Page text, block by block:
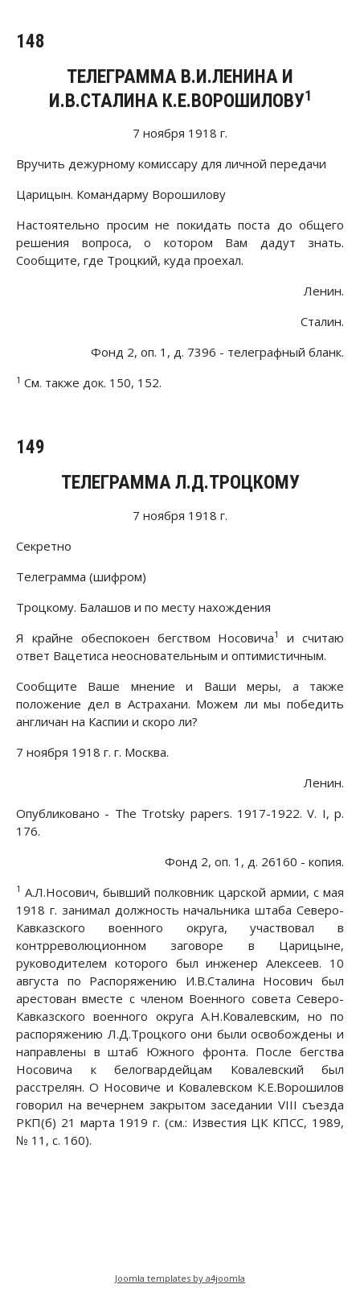
148
ТЕЛЕГРАММА В.И.ЛЕНИНА И
И.В.СТАЛИНА К.Е.ВОРОШИЛОВУ1
7 ноября 1918 г.
Вручить дежурному комиссару для личной передачи
Царицын. Командарму Ворошилову
Настоятельно просим не покидать поста до общего
решения вопроса, о котором Вам дадут знать.
Сообщите, где Троцкий, куда проехал.
Ленин.
Сталин.
Фонд 2, оп. 1, д. 7396 - телеграфный бланк.
1 См. также док. 150, 152.
149
ТЕЛЕГРАММА Л.Д.ТРОЦКОМУ
7 ноября 1918 г.
Секретно
Телеграмма (шифром)
Троцкому. Балашов и по месту нахождения
Я крайне обеспокоен бегством Носовича1
и считаю
ответ Вацетиса неосновательным и оптимистичным.
Сообщите Ваше мнение и Ваши меры, а также
положение дел в Астрахани. Можем ли мы победить
англичан на Каспии и скоро ли?
7 ноября 1918 г. г. Москва.
Ленин.
Опубликовано - The Trotsky papers. 1917-1922. V. I, p.
176.
Фонд 2, оп. 1, д. 26160 - копия.
1 А.Л.Носович, бывший полковник царской армии, с мая
1918 г. занимал должность начальника штаба Северо-
Кавказского военного округа, участвовал в
контрреволюционном заговоре в Царицыне,
руководителем которого был инженер Алексеев. 10
августа по Распоряжению И.В.Сталина Носович был
арестован вместе с членом Военного совета Северо-
Кавказского военного округа А.Н.Ковалевским, но по
распоряжению Л.Д.Троцкого они были освобождены и
направлены в штаб Южного фронта. После бегства
Носовича к белогвардейцам Ковалевский был
расстрелян. О Носовиче и Ковалевском К.Е.Ворошилов
говорил на вечернем закрытом заседании VIII съезда
РКП(б) 21 марта 1919 г. (см.: Известия ЦК КПСС, 1989,
№ 11, с. 160).
Joomla templates by a4joomla